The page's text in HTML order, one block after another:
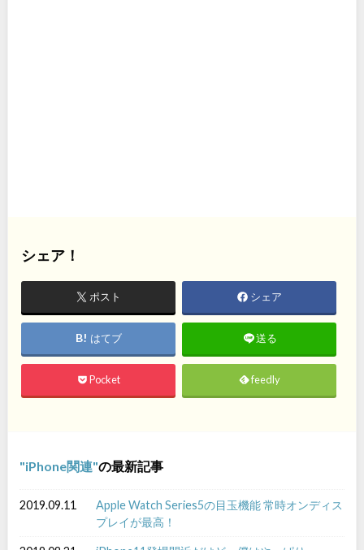
シェア！
ポスト シェア
はてブ 送る
Pocket feedly
iPhone関連 の最新記事
2019.09.11
Apple Watch Series5の目玉機能 常時オンディス
プレイが最高！